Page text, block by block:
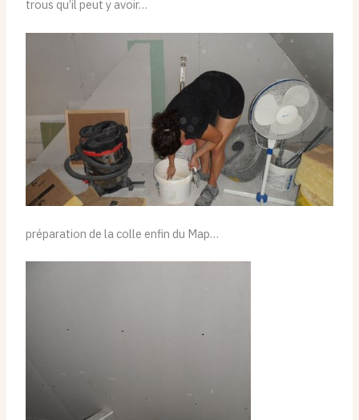
trous qu’il peut y avoir…
préparation de la colle enfin du Map…